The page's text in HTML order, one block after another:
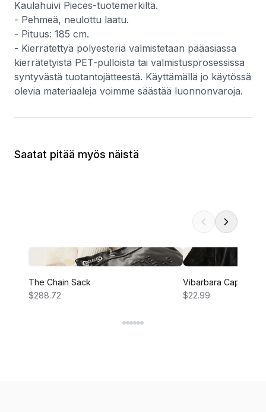
Kaulahuivi Pieces-tuotemerkiltä.
- Pehmeä, neulottu laatu.
- Pituus: 185 cm.
- Kierrätettyä polyesteriä valmistetaan pääasiassa
kierrätetyistä PET-pulloista tai valmistusprosessissa
syntyvästä tuotantojätteestä. Käyttämällä jo käytössä
olevia materiaaleja voimme säästää luonnonvaroja.
Saatat pitää myös näistä
The Chain Sack
$288.72
Vibarbara Cape
$22.99